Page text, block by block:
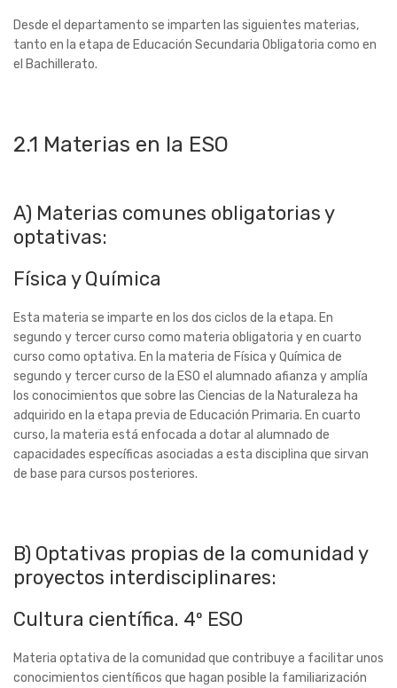
Desde el departamento se imparten las siguientes materias,
tanto en la etapa de Educación Secundaria Obligatoria como en
el Bachillerato.
2.1 Materias en la ESO
A) Materias comunes obligatorias y
optativas:
Física y Química
Esta materia se imparte en los dos ciclos de la etapa. En
segundo y tercer curso como materia obligatoria y en cuarto
curso como optativa. En la materia de Física y Química de
segundo y tercer curso de la ESO el alumnado afianza y amplía
los conocimientos que sobre las Ciencias de la Naturaleza ha
adquirido en la etapa previa de Educación Primaria. En cuarto
curso, la materia está enfocada a dotar al alumnado de
capacidades específicas asociadas a esta disciplina que sirvan
de base para cursos posteriores.
B) Optativas propias de la comunidad y
proyectos interdisciplinares:
Cultura científica. 4º ESO
Materia optativa de la comunidad que contribuye a facilitar unos
conocimientos científicos que hagan posible la familiarización